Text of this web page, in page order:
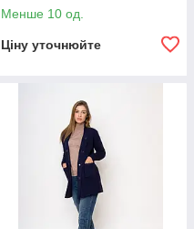
Менше 10 од.
Ціну уточнюйте